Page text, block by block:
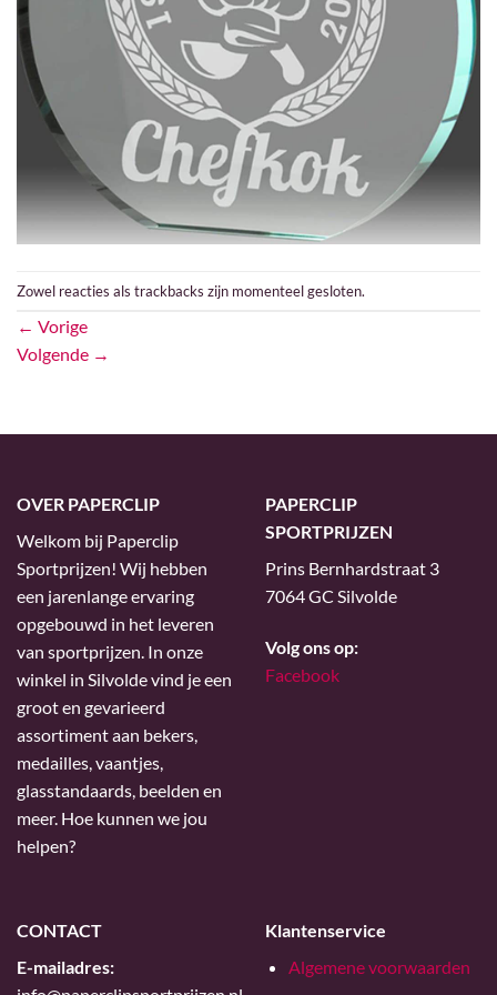
Zowel reacties als trackbacks zijn momenteel gesloten.
← Vorige
Volgende →
OVER PAPERCLIP
Welkom bij Paperclip
Sportprijzen! Wij hebben
een jarenlange ervaring
opgebouwd in het leveren
van sportprijzen. In onze
winkel in Silvolde vind je een
groot en gevarieerd
assortiment aan bekers,
medailles, vaantjes,
glasstandaards, beelden en
meer. Hoe kunnen we jou
helpen?
PAPERCLIP
SPORTPRIJZEN
Prins Bernhardstraat 3
7064 GC Silvolde
Volg ons op:
Facebook
CONTACT
E-mailadres:
Klantenservice
Algemene voorwaarden